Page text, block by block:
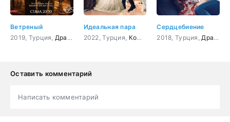
Ветреный
2019, Турция, Драма Мелодрама
Идеальная пара
2022, Турция, Комедия
Сердцебиение
2018, Турция, Драма
Оставить комментарий
Написать комментарий